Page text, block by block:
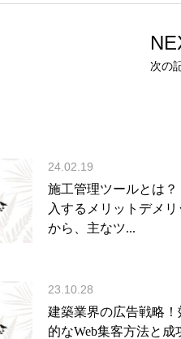
次の
24.02.19
施工管理ツールとは
入するメリットデメリ
から、主なツ...
23.10.28
建築業界の広告戦略！
的なWeb集客方法と成